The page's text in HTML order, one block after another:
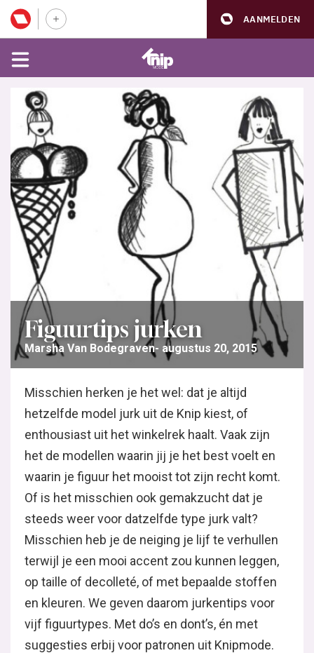
AANMELDEN
Figuurtips jurken
Marsha Van Bodegraven augustus 20, 2015
Misschien herken je het wel: dat je altijd
hetzelfde model jurk uit de Knip kiest, of
enthousiast uit het winkelrek haalt. Vaak zijn
het de modellen waarin jij je het best voelt en
waarin je figuur het mooist tot zijn recht komt.
Of is het misschien ook gemakzucht dat je
steeds weer voor datzelfde type jurk valt?
Misschien heb je de neiging je lijf te verhullen
terwijl je een mooi accent zou kunnen leggen,
op taille of decolleté, of met bepaalde stoffen
en kleuren. We geven daarom jurkentips voor
vijf figuurtypes. Met do’s en dont’s, én met
suggesties erbij voor patronen uit Knipmode.